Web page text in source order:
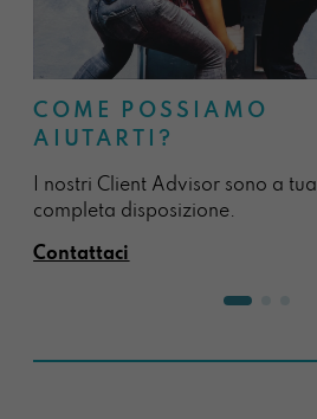
COME POSSIAMO
AIUTARTI?
I nostri Client Advisor sono a tua
completa disposizione.
Contattaci